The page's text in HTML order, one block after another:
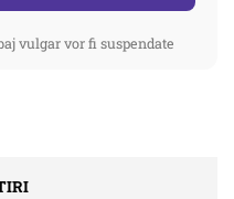
vulgar vor fi suspendate